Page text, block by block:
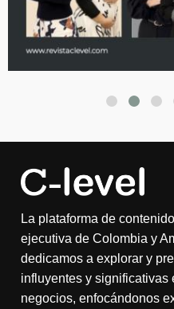
La plataforma de
ejecutiva de Colombia y
dedicamos a explorar y
influyentes y significativas
negocios, enfocándonos